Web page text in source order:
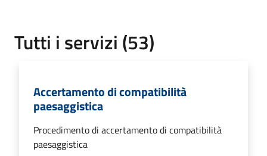
Tutti i servizi (53)
Accertamento di compatibilità
paesaggistica
Procedimento di accertamento di compatibilità
paesaggistica